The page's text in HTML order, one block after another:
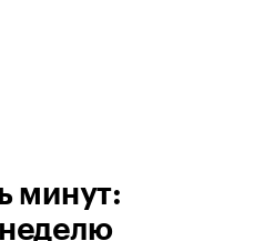
минут: